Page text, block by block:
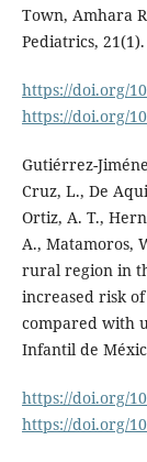
Town, Amhara
Pediatrics, 21(1).
https://doi.org/
https://doi.org/
Gutiérrez-
Cruz, L., De
Ortiz, A. T.,
A., Matamoros,
rural region in
increased risk
compared with
Infantil de
https://doi.org/
https://doi.org/